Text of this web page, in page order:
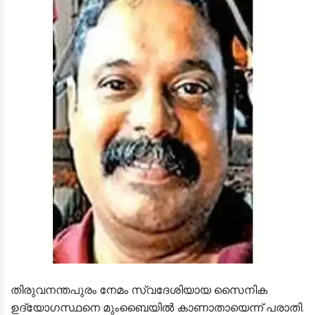
തിരുവനന്തപുരം നേമം സ്വദേശിയായ സൈനിക
ഉദ്യോഗസ്ഥനെ മുംബൈയിൽ കാണാതായെന്ന് പരാതി.